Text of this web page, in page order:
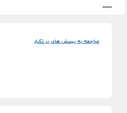
مراجعه به پرسش های پر تکرار